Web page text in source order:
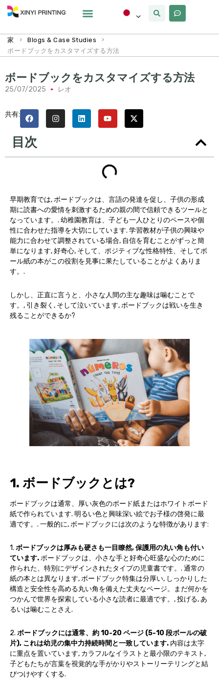
家 > Blogs & Case Studies
>
ボードブックをカスタマイズする方法
ボードブックをカスタマイズする方法
25/07/2025 レオ
共有:
目次
早期教育では, ボードブックは、言語の発達を促し、子供の形成
期に読書への愛情を刺激するための親の間で信頼できるツールと
なっています。. 幼稚園教育は、子ども一人ひとりのペースや個
性に合わせた指導を大切にしています. 学習教材が子供の興味や
能力に合わせて調整されている場合, 自信を育むことがずっと簡
単になります, 好奇心, そして、ポジティブな性格特性、そしてボ
ール紙の本がこの役割を見事に果たしていることがよくありま
す。.
しかし、正直に言うと、小さな人間の主な趣味は噛むことで
す。, 引き裂く, そして泣いています, ボードブックは戦いを生き
残ることができるか?
1. ボードブックとは?
ボードブックは通常、厚い灰色のボード紙またはホワイトボード
紙で作られています. 明るい色と興味深い絵でお子様の啓発に最
適です。. 一般的に, ボードブックには次のような特徴があります:
1. ボードブックは厚みも硬さも一目瞭然, 保護用の丸い角も付い
ています.ボードブックは、小さな手と好奇心旺盛な心のために
作られた、特別にデザインされたタイプの児童書です。. 通常の
紙の本とは異なります, ボードブック特集は分厚い, しっかりした
構造と安全性を高める丸い角を備えた丈夫なページ。まだ何かを
つかんで世界を探索している小さな読者に最適です。, 投げる, あ
るいは噛むことさえ.
2. ボードブックには通常、約 10-20 ページ (5-10 段ボールの破
片), これは幼児の集中力持続時間と一致しています. 内容は太字
に重点を置いています, カラフルなイラストと最小限のテキスト,
子どもたちが言葉を視覚的な手がかりやストーリーテリングと結
びつけやすくする.